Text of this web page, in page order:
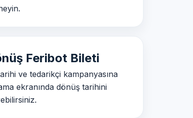
Feribot Bileti
ve tedarikçi kampanyasına
ekranında dönüş tarihini